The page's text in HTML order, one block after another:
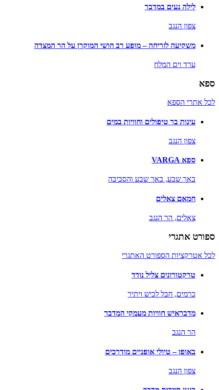
לילה נעים במדבר
צפון הנגב
משקיעה לזריחה – מופע רב חושי המוקרן על הר המצדה
ערד וים המלח
ספא
לכל אתרי הספא
עינות בר טיפולים וחוויות במים
צפון הנגב
ספא VARGA
באר שבע, באר שבע והסביבה
חמאם צאלים
צאלים, הר הנגב
ספורט אתגרי
לכל אטרקציות הספורט האתגרי
טרקטורונים צליל נודד
כרמים, חבל לכיש ויתיר
מדבראיש חוויות מעמקי המדבר
הר הנגב
באופן – טיולי אופניים מודרכים
צפון הנגב